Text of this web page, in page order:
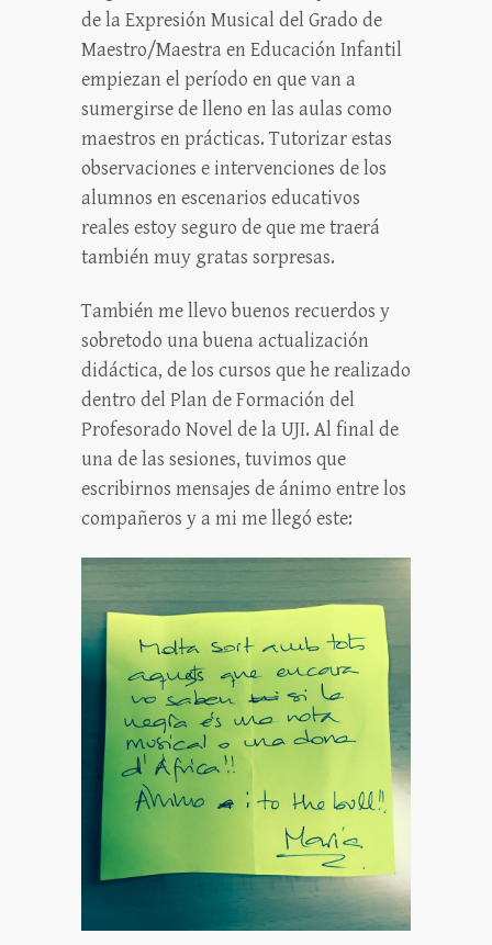
de la Expresión Musical del Grado de
Maestro/Maestra en Educación Infantil
empiezan el período en que van a
sumergirse de lleno en las aulas como
maestros en prácticas. Tutorizar estas
observaciones e intervenciones de los
alumnos en escenarios educativos
reales estoy seguro de que me traerá
también muy gratas sorpresas.
También me llevo buenos recuerdos y
sobretodo una buena actualización
didáctica, de los cursos que he realizado
dentro del Plan de Formación del
Profesorado Novel de la UJI. Al final de
una de las sesiones, tuvimos que
escribirnos mensajes de ánimo entre los
compañeros y a mi me llegó este: